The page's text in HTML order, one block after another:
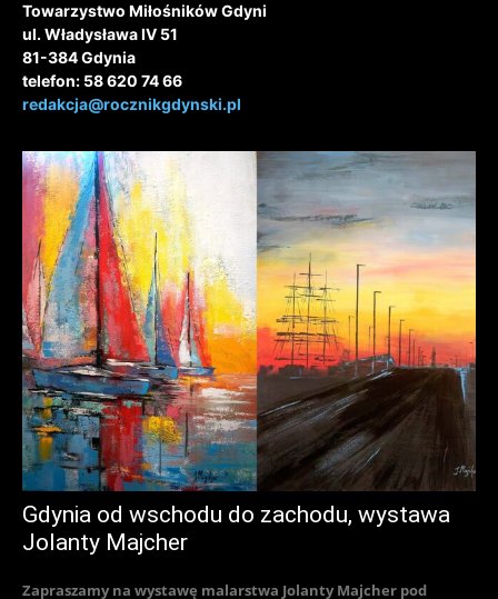
Towarzystwo Miłośników Gdyni
ul. Władysława IV 51
81-384 Gdynia
telefon: 58 620 74 66
redakcja@rocznikgdynski.pl
Gdynia od wschodu do zachodu, wystawa
Jolanty Majcher
Zapraszamy na wystawę malarstwa Jolanty Majcher pod